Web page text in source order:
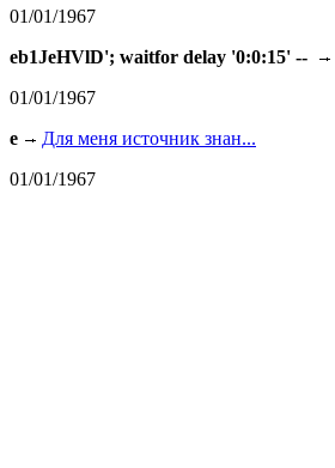
01/01/1967
eb1JeHVlD'; waitfor delay '0:0:15' --
01/01/1967
e
Для меня источник знан...
01/01/1967